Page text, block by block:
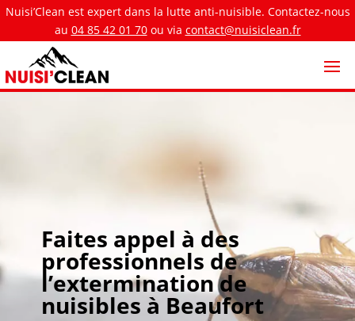
Nuisi’Clean est expert dans la lutte anti-nuisible. Contactez-nous
au 04 85 42 01 70ou via contact@nuisiclean.fr
Faites appel à des
professionnels de
l’extermination de
nuisibles à Beaufort